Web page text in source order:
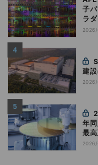
子
ラ
建
年
最